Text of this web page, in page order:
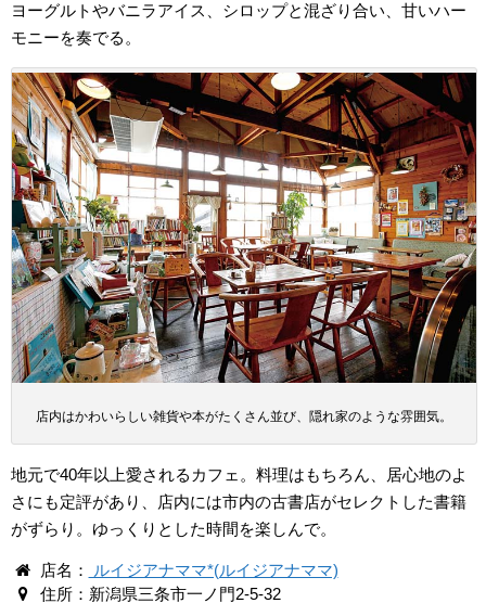
ヨーグルトやバニラアイス、シロップと混ざり合い、甘いハー
モニーを奏でる。
店内はかわいらしい雑貨や本がたくさん並び、隠れ家のような雰囲気。
地元で40年以上愛されるカフェ。料理はもちろん、居心地のよ
さにも定評があり、店内には市内の古書店がセレクトした書籍
がずらり。ゆっくりとした時間を楽しんで。
店名：
ルイジアナママ*(ルイジアナママ)
住所：新潟県三条市一ノ門2-5-32